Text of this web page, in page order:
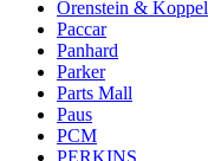
Orenstein & Koppel
Paccar
Panhard
Parker
Parts Mall
Paus
PCM
PERKINS